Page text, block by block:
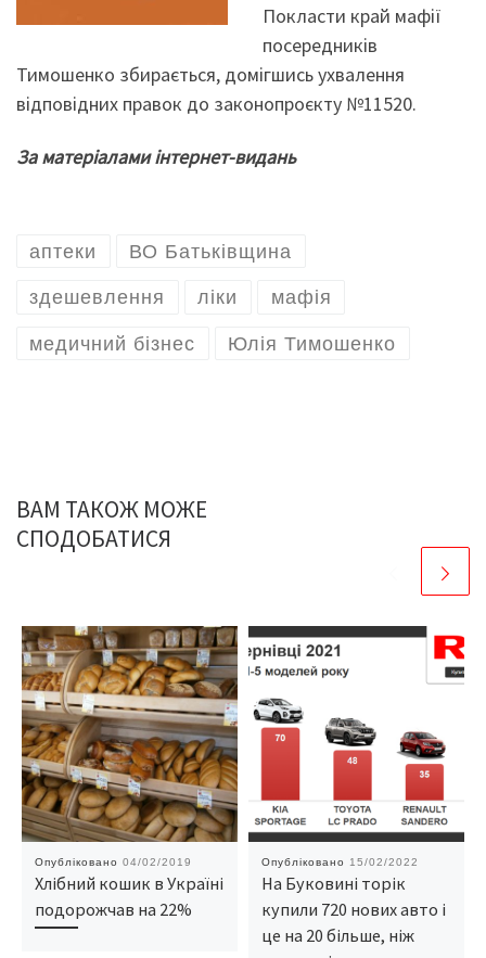
Покласти край мафії
посередників
Тимошенко збирається, домігшись ухвалення
відповідних правок до законопроєкту №11520.
За матеріалами інтернет-видань
аптеки ВО Батьківщина
здешевлення ліки мафія
медичний бізнес Юлія Тимошенко
ВАМ ТАКОЖ МОЖЕ
СПОДОБАТИСЯ
Опубліковано 04/02/2019
Хлібний кошик в Україні
подорожчав на 22%
Опубліковано 15/02/2022
На Буковині торік
купили 720 нових авто і
це на 20 більше, ніж